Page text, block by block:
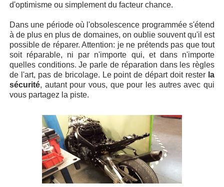
d'optimisme ou simplement du facteur chance.
Dans une période où l'obsolescence programmée s'étend
à de plus en plus de domaines, on oublie souvent qu'il est
possible de réparer. Attention: je ne prétends pas que tout
soit réparable, ni par n'importe qui, et dans n'importe
quelles conditions. Je parle de réparation dans les règles
de l'art, pas de bricolage. Le point de départ doit rester la
sécurité, autant pour vous, que pour les autres avec qui
vous partagez la piste.